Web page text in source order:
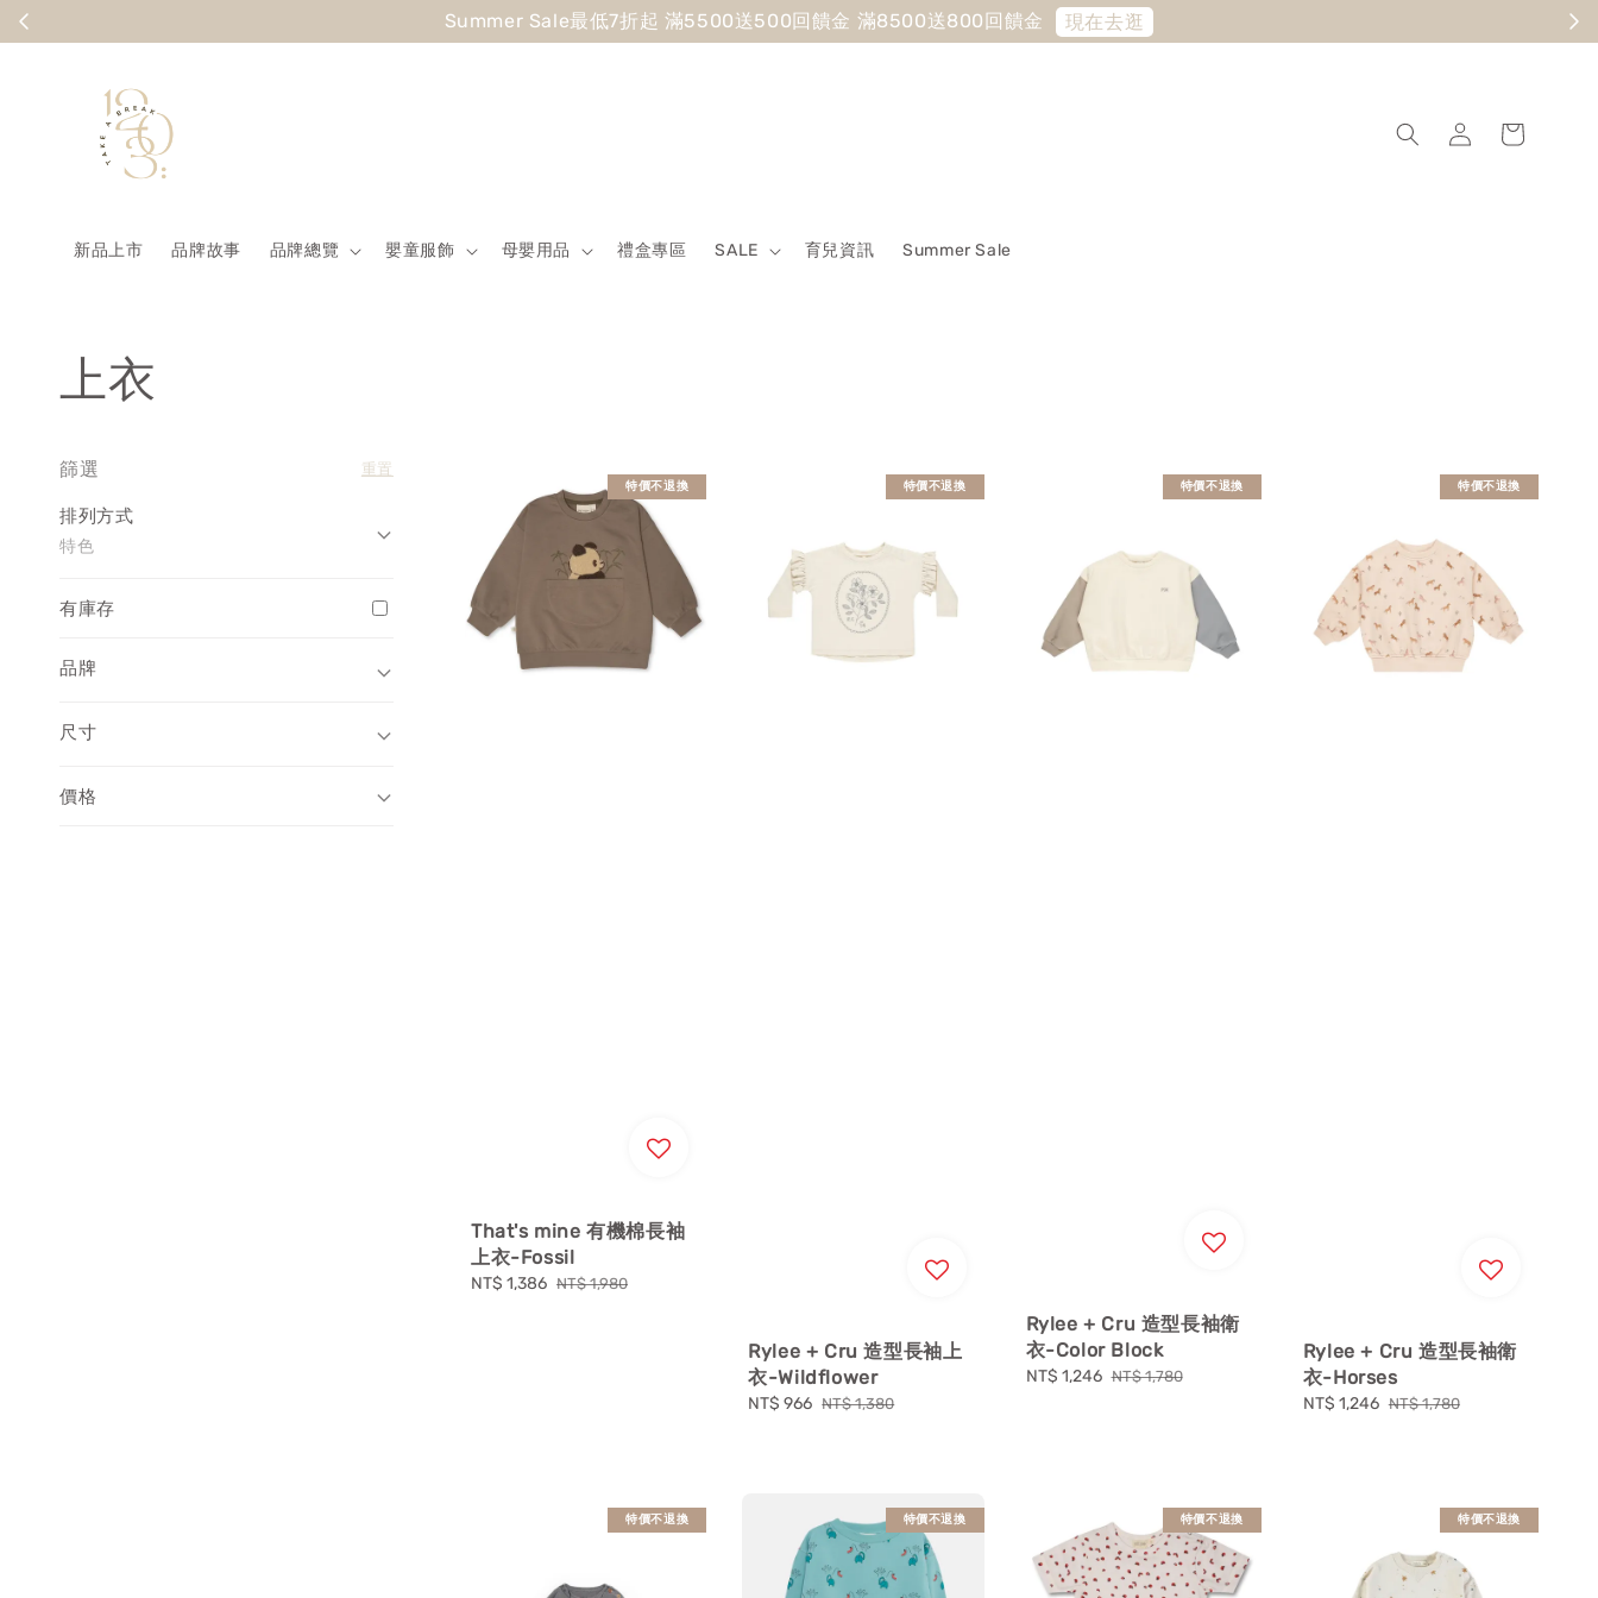
Summer Sale最低7折起 滿5500送500回饋金 滿8500送800回饋金 現在去逛
新品上市 品牌故事 品牌總覽 嬰童服飾 母嬰用品 禮盒專區 SALE 育兒資訊 Summer Sale
上衣
篩選 重置
排列方式
特色
有庫存
品牌
尺寸
價格
特價不退換
That's mine 有機棉長袖
上衣-Fossil
Sale
NT$ 1,386 Regular
NT$ 1,980
特價不退換
Rylee + Cru 造型長袖上
衣-Wildflower
Sale
NT$ 966 Regular
NT$ 1,380
特價不退換
Rylee + Cru 造型長袖衛
衣-Color Block
Sale
NT$ 1,246 Regular
NT$ 1,780
特價不退換
Rylee + Cru 造型長袖衛
衣-Horses
Sale
NT$ 1,246 Regular
NT$ 1,780
特價不退換 特價不退換 特價不退換 特價不退換